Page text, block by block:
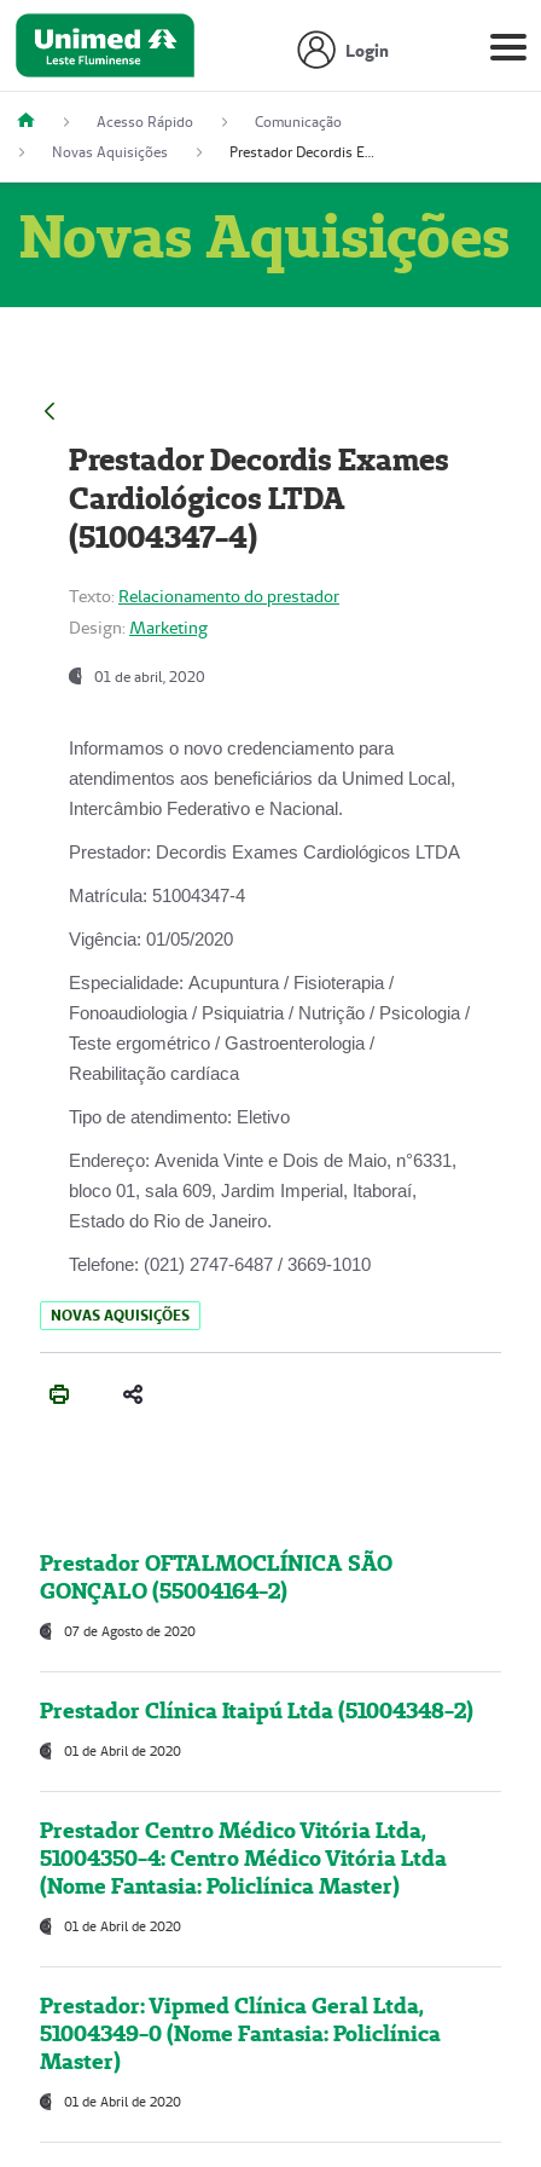
Login
Acesso Rápido
Comunicação
Novas Aquisições
Prestador Decordis Exames Cardiológicos LTDA (51004347-4)
Novas Aquisições
Prestador Decordis Exames
Cardiológicos LTDA
(51004347-4)
Texto: Relacionamento do prestador
Design: Marketing
01 de abril, 2020
Informamos o novo credenciamento para
atendimentos aos beneficiários da Unimed Local,
Intercâmbio Federativo e Nacional.
Prestador: Decordis Exames Cardiológicos LTDA
Matrícula: 51004347-4
Vigência: 01/05/2020
Especialidade: Acupuntura / Fisioterapia /
Fonoaudiologia / Psiquiatria / Nutrição / Psicologia /
Teste ergométrico / Gastroenterologia /
Reabilitação cardíaca
Tipo de atendimento: Eletivo
Endereço: Avenida Vinte e Dois de Maio, n°6331,
bloco 01, sala 609, Jardim Imperial, Itaboraí,
Estado do Rio de Janeiro.
Telefone: (021) 2747-6487 / 3669-1010
NOVAS AQUISIÇÕES
Prestador OFTALMOCLÍNICA SÃO
GONÇALO (55004164-2)
07 de Agosto de 2020
Prestador Clínica Itaipú Ltda (51004348-2)
01 de Abril de 2020
Prestador Centro Médico Vitória Ltda,
51004350-4: Centro Médico Vitória Ltda
(Nome Fantasia: Policlínica Master)
01 de Abril de 2020
Prestador: Vipmed Clínica Geral Ltda,
51004349-0 (Nome Fantasia: Policlínica
Master)
01 de Abril de 2020